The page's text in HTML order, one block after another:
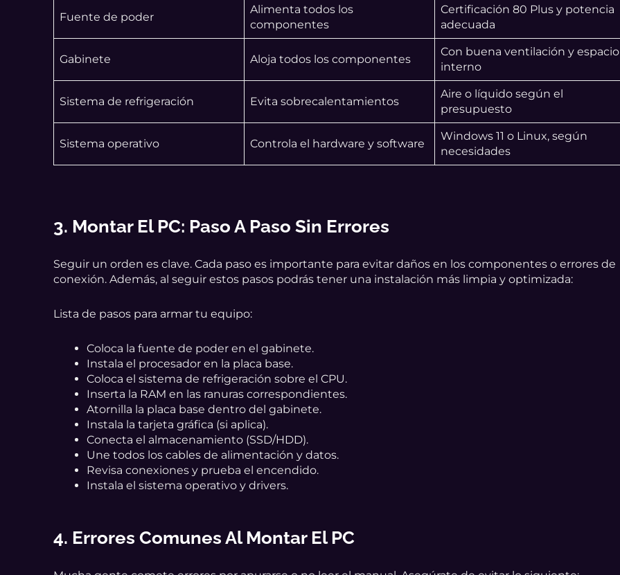
Fuente de poder
Alimenta todos los
componentes
Certificación 80 Plus y potencia
adecuada
Gabinete Aloja todos los componentes
Con buena ventilación y espacio
interno
Sistema de refrigeración Evita sobrecalentamientos
Aire o líquido según el
presupuesto
Sistema operativo Controla el hardware y software
Windows 11 o Linux, según
necesidades
3. Montar El PC: Paso A Paso Sin Errores
Seguir un orden es clave. Cada paso es importante para evitar daños en los componentes o errores de
conexión. Además, al seguir estos pasos podrás tener una instalación más limpia y optimizada:
Lista de pasos para armar tu equipo:
Coloca la fuente de poder en el gabinete.
Instala el procesador en la placa base.
Coloca el sistema de refrigeración sobre el CPU.
Inserta la RAM en las ranuras correspondientes.
Atornilla la placa base dentro del gabinete.
Instala la tarjeta gráfica (si aplica).
Conecta el almacenamiento (SSD/HDD).
Une todos los cables de alimentación y datos.
Revisa conexiones y prueba el encendido.
Instala el sistema operativo y drivers.
4. Errores Comunes Al Montar El PC